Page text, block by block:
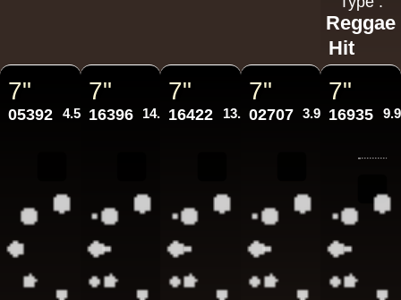
Reggae
Hit
7"
05392 4.50€
7"
16396 14.95€
7"
16422 13.95€
7"
02707 3.95€
7"
16935